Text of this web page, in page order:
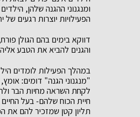
ומנגנוני ההגנה שלהן,
הפעילויות יוצרות רגעים
דווקא בימים בהם הגולן
והגנים להביא את הטבע
במהלך הפעילות לומדים
"מנגנוני הגנה" דומים:
לקחת השראה מחיות הבר
חיית הכוח שלהם- בעל
תליון קטן שמזכיר להם את